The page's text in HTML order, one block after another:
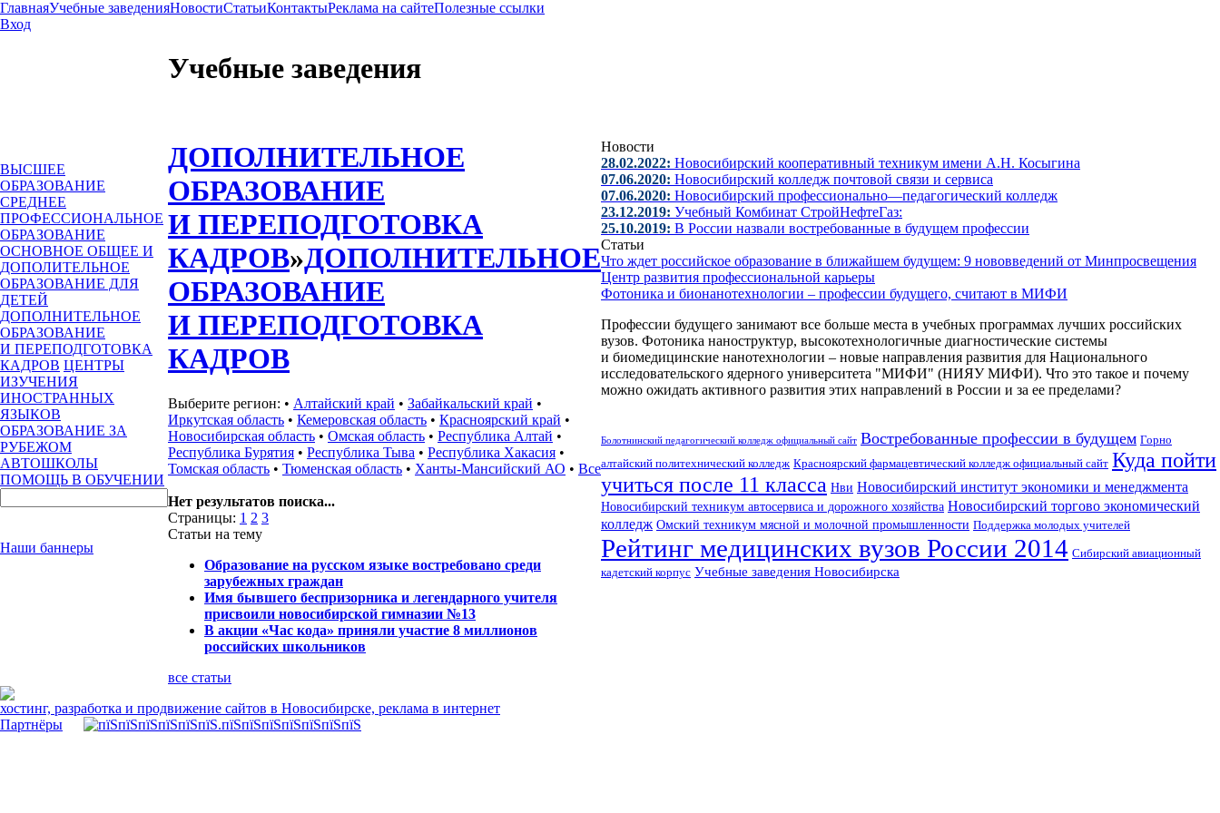
ГлавнаяУчебные заведенияНовостиСтатьиКонтактыРеклама на сайтеПолезные ссылки
Вход
ВЫСШЕЕ
ОБРАЗОВАНИЕ
СРЕДНЕЕ
ПРОФЕССИОНАЛЬНОЕ
ОБРАЗОВАНИЕ
ОСНОВНОЕ ОБЩЕЕ И
ДОПОЛИТЕЛЬНОЕ
ОБРАЗОВАНИЕ ДЛЯ
ДЕТЕЙ
ДОПОЛНИТЕЛЬНОЕ
ОБРАЗОВАНИЕ
И ПЕРЕПОДГОТОВКА
КАДРОВ ЦЕНТРЫ
ИЗУЧЕНИЯ
ИНОСТРАННЫХ
ЯЗЫКОВ
ОБРАЗОВАНИЕ ЗА
РУБЕЖОМ
АВТОШКОЛЫ
ПОМОЩЬ В ОБУЧЕНИИ
Наши баннеры
Учебные заведения
ДОПОЛНИТЕЛЬНОЕ
ОБРАЗОВАНИЕ
И ПЕРЕПОДГОТОВКА
КАДРОВ»ДОПОЛНИТЕЛЬНОЕ
ОБРАЗОВАНИЕ
И ПЕРЕПОДГОТОВКА
КАДРОВ
Выберите регион: • Алтайский край • Забайкальский край •
Иркутская область • Кемеровская область • Красноярский край •
Новосибирская область • Омская область • Республика Алтай •
Республика Бурятия • Республика Тыва • Республика Хакасия •
Томская область • Тюменская область • Ханты-Мансийский АО • Все
Нет результатов поиска...
Страницы: 1 2 3
Статьи на тему
Образование на русском языке востребовано среди
зарубежных граждан
Имя бывшего беспризорника и легендарного учителя
присвоили новосибирской гимназии №13
В акции «Час кода» приняли участие 8 миллионов
российских школьников
все статьи
Новости
28.02.2022: Новосибирский кооперативный техникум имени А.Н. Косыгина
07.06.2020: Новосибирский колледж почтовой связи и сервиса
07.06.2020: Новосибирский профессионально—педагогический колледж
23.12.2019: Учебный Комбинат СтройНефтеГаз:
25.10.2019: В России назвали востребованные в будущем профессии
Статьи
Что ждет российское образование в ближайшем будущем: 9 нововведений от Минпросвещения
Центр развития профессиональной карьеры
Фотоника и бионанотехнологии – профессии будущего, считают в МИФИ
Профессии будущего занимают все больше места в учебных программах лучших российских
вузов. Фотоника наноструктур, высокотехнологичные диагностические системы
и биомедицинские нанотехнологии – новые направления развития для Национального
исследовательского ядерного университета "МИФИ" (НИЯУ МИФИ). Что это такое и почему
можно ожидать активного развития этих направлений в России и за ее пределами?
Болотнинский педагогический колледж официальный сайт Востребованные профессии в будущем Горно
алтайский политехнический колледж Красноярский фармацевтический колледж официальный сайт Куда пойти
учиться после 11 класса Нви Новосибирский институт экономики и менеджмента
Новосибирский техникум автосервиса и дорожного хозяйства Новосибирский торгово экономический
колледж Омский техникум мясной и молочной промышленности Поддержка молодых учителей
Рейтинг медицинских вузов России 2014 Сибирский авиационный
кадетский корпус Учебные заведения Новосибирска
хостинг, разработка и продвижение сайтов в Новосибирске, реклама в интернет
Партнёры